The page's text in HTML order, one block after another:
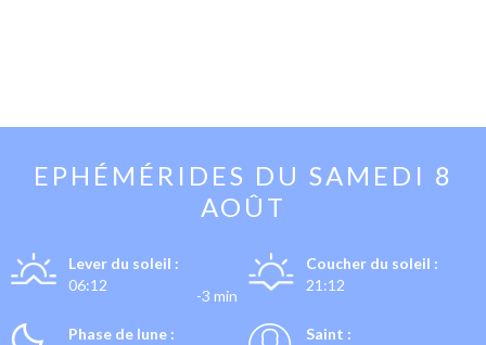
EPHÉMÉRIDES DU SAMEDI 8
AOÛT
Lever du soleil :
06:12
-3 min
Coucher du soleil :
21:12
Phase de lune :
Saint :